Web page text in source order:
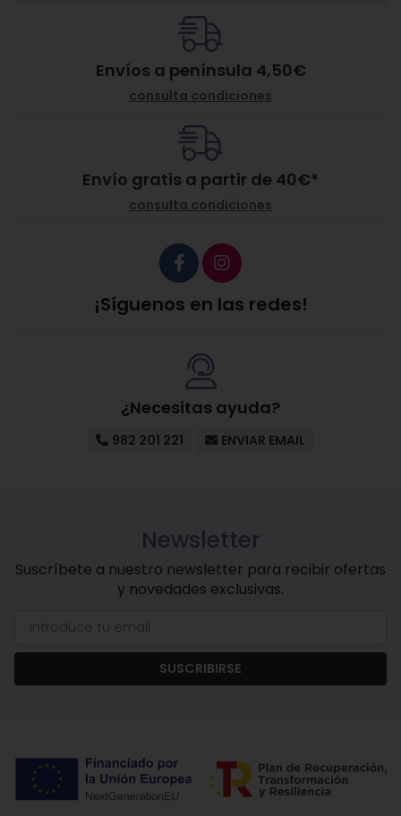
Envíos a península 4,50€
consulta condiciones
Envío gratis a partir de 40€*
consulta condiciones
¡Síguenos en las redes!
¿Necesitas ayuda?
982 201 221 ENVIAR EMAIL
Newsletter
Suscríbete a nuestro newsletter para recibir ofertas
y novedades exclusivas.
SUSCRIBIRSE